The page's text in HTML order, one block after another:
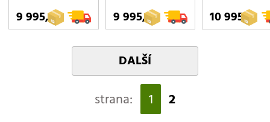
9 995,- 9 995,- 10 995,-
DALŠÍ
strana: 1 2